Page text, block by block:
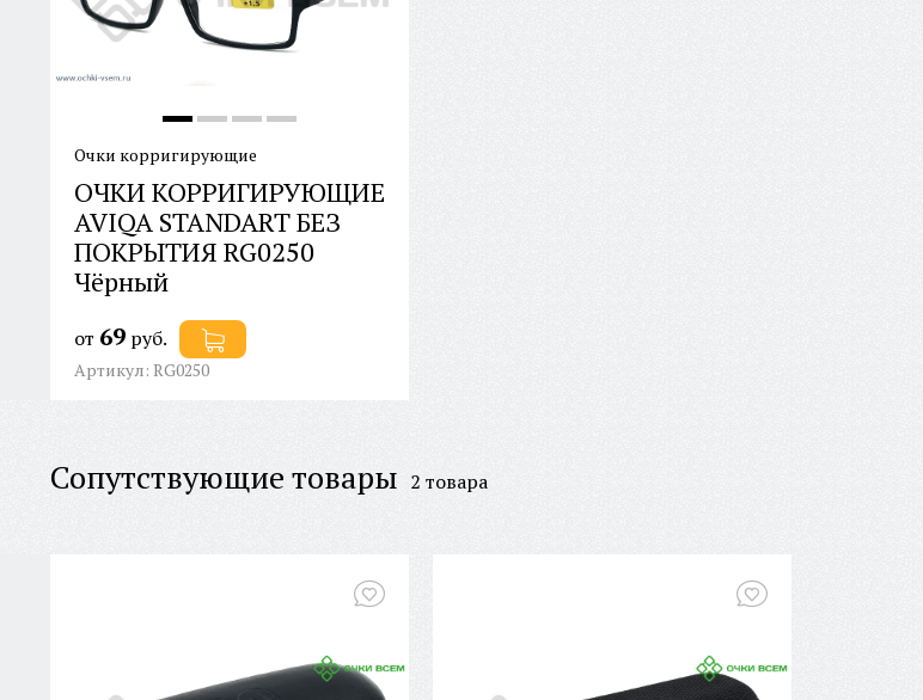
Очки корригирующие
ОЧКИ КОРРИГИРУЮЩИЕ
AVIQA STANDART БЕЗ
ПОКРЫТИЯ RG0250
Чёрный
от 69 руб.
Артикул: RG0250
Сопутствующие товары 2 товара